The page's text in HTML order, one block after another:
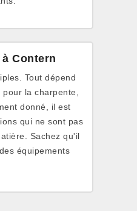
Contern
Tout dépend
la charpente,
donné, il est
qui ne sont pas
Sachez qu'il
équipements